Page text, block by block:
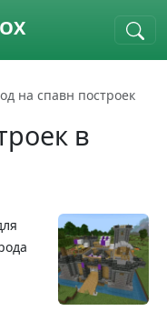
на спавн построек
в